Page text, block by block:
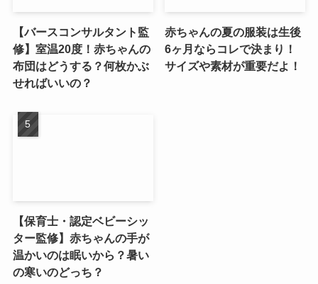
【バースコンサルタント監
修】室温20度！赤ちゃんの
布団はどうする？何枚かぶ
せればいいの？
赤ちゃんの夏の服装は生後
6ヶ月ならコレで決まり！
サイズや素材が重要だよ！
【保育士・認定ベビーシッ
ター監修】赤ちゃんの手が
温かいのは眠いから？暑い
の寒いのどっち？